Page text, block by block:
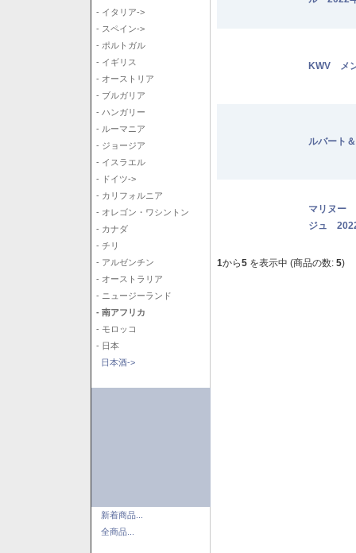
- イタリア->
- スペイン->
- ポルトガル
- イギリス
- オーストリア
- ブルガリア
- ハンガリー
- ルーマニア
- ジョージア
- イスラエル
- ドイツ->
- カリフォルニア
- オレゴン・ワシントン
- カナダ
- チリ
- アルゼンチン
- オーストラリア
- ニュージーランド
- 南アフリカ
- モロッコ
- 日本
日本酒->
新着商品...
全商品...
KWV メ
ルバート
マリヌー
ジュ
1から5 を表示中 (商品の数: 5)